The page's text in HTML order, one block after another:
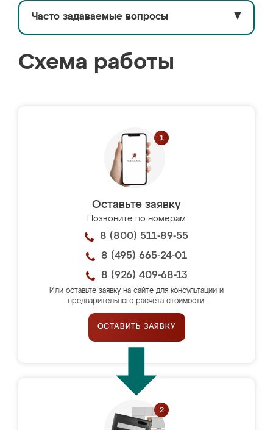
Часто задаваемые вопросы ▼
Схема работы
Оставьте заявку
Позвоните по номерам
8 (800) 511-89-55
8 (495) 665-24-01
8 (926) 409-68-13
Или оставьте заявку на сайте для консультации и
предварительного расчёта стоимости.
ОСТАВИТЬ ЗАЯВКУ